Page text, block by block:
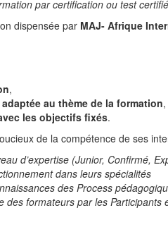
par certification ou test certifié
dispensée par MAJ- Afrique
,
au thème de la formation,
les objectifs fixés.
de la compétence de ses
d’expertise (Junior, Confirmé,
dans leurs spécialités
des Process
des formateurs par les Participants